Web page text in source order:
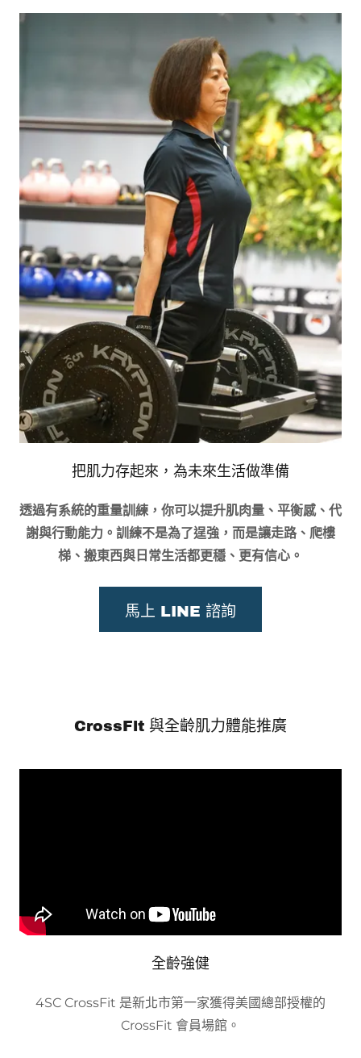
把肌力存起來，為未來生活做準備
透過有系統的重量訓練，你可以提升肌肉量、平衡感、代
謝與行動能力。訓練不是為了逞強，而是讓走路、爬樓
梯、搬東西與日常生活都更穩、更有信心。
馬上 LINE 諮詢
CrossFit 與全齡肌力體能推廣
全齡強健
4SC CrossFit 是新北市第一家獲得美國總部授權的
CrossFit 會員場館。